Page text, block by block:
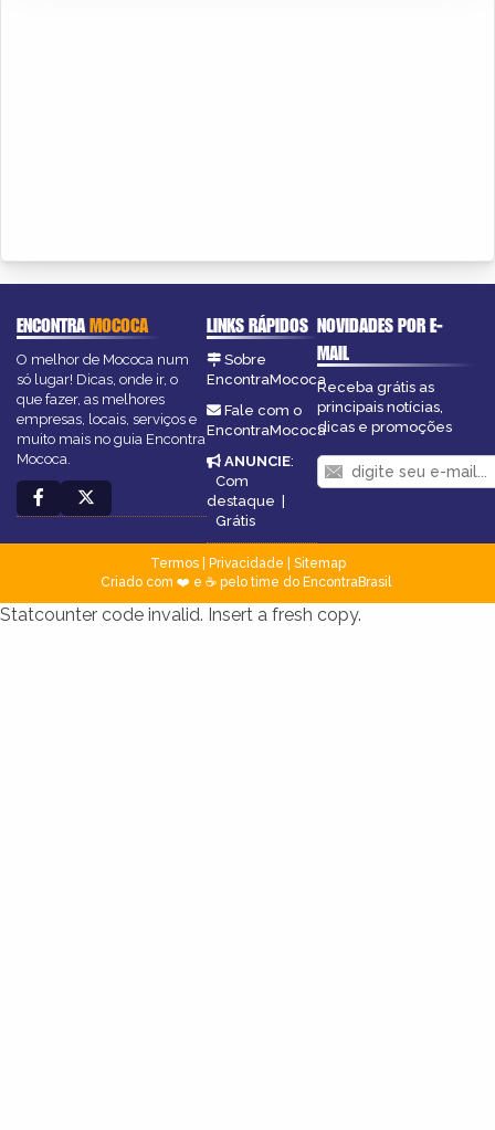
ENCONTRAMOCOCA
O melhor de Mococa num
só lugar! Dicas, onde ir, o
que fazer, as melhores
empresas, locais, serviços e
muito mais no guia Encontra
Mococa.
LINKS RÁPIDOS
Sobre
EncontraMococa
Fale com o
EncontraMococa
ANUNCIE:
Com
destaque |
Grátis
NOVIDADES POR E-
MAIL
Receba grátis as
principais notícias,
dicas e promoções
Termos| Privacidade
Sitemap
Criado com ❤️ e ☕ pelo time do EncontraBrasil
Statcounter code invalid. Insert a fresh copy.